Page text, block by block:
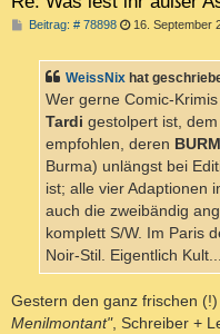
Beitrag: # 78898B
r
a
16. September
WeissNix hat
Wer gerne Comic-
Tardi gestolpert ist,
empfohlen, deren
Burma) unlängst bei
ist; alle vier Adaptionen
auch die zweibändig
komplett S/W. Im Paris
Noir-Stil. Eigentlich Kult...
Gestern den ganz frischen
Menilmontant", Schreiber +